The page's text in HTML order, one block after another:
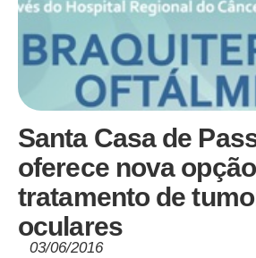
Santa Casa de
oferece nova
tratamento de
oculares
03/06/2016